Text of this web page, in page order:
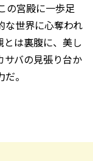
の宮殿に一歩足
な世界に心奪われ
は裏腹に、美し
サバの見張り台か
。